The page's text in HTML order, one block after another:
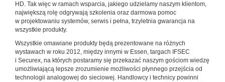
HD. Tak więc w ramach wsparcia, jakiego udzielamy naszym klientom,
największą rolę odgrywają szkolenia oraz darmowa pomoc
w projektowaniu systemów, serwis i pełna, trzyletnia gwarancja na
wszystkie produkty.
Wszystkie omawiane produkty będą prezentowane na różnych
wystawach w roku 2012, między innymi w Essen, targach IFSEC
i Securex, na których postaramy się przekazać naszym gościom wiedzę
umożliwiającą lepsze zrozumienie możliwości płynnego przejścia od
technologii analogowej do sieciowej. Handlowcy i technicy powinni